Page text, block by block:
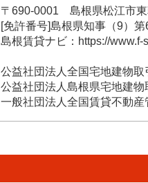
〒690-0001 島根県松江市東
[免許番号]島根県知事（9）
島根賃貸ナビ：https://www.f-
公益社団法人全国宅地建物取
公益社団法人島根県宅地建物
一般社団法人全国賃貸不動産